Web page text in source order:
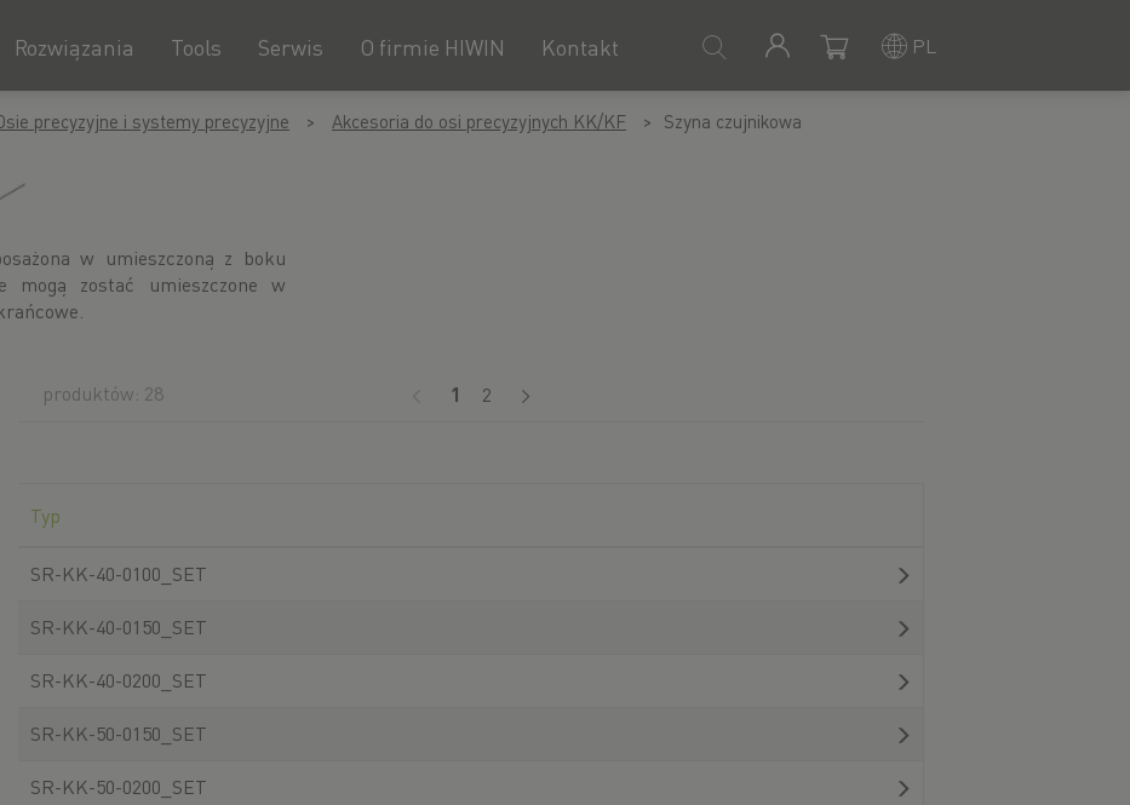
Kontakt
O firmie HIWIN
Serwis
Tools
Rozwiązania PL
precyzyjne i systemy precyzyjne Akcesoria do osi precyzyjnych KK/KF Szyna czujnikowa
w umieszczoną z boku
mogą zostać umieszczone w
produktów: 28 1 (current)
2
Typ
SR-KK-40-0100_SET
SR-KK-40-0150_SET
SR-KK-40-0200_SET
SR-KK-50-0150_SET
SR-KK-50-0200_SET